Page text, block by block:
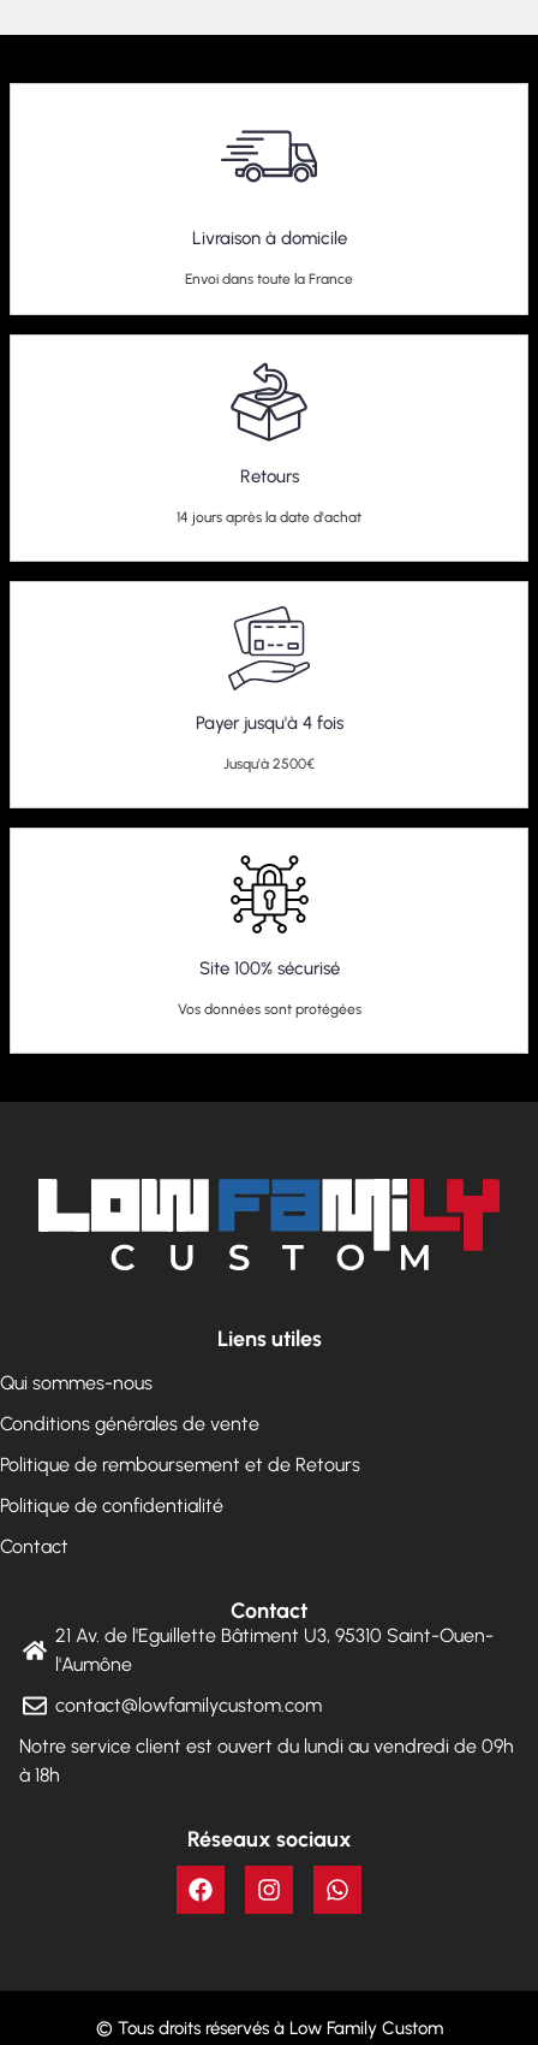
Livraison à domicile
Envoi dans toute la France
Retours
14 jours après la date d'achat
Payer jusqu'à 4 fois
Jusqu'à 2500€
Site 100% sécurisé
Vos données sont protégées
Liens utiles
Qui sommes-nous
Conditions générales de vente
Politique de remboursement et de Retours
Politique de confidentialité
Contact
Contact
21 Av. de l'Eguillette Bâtiment U3, 95310 Saint-Ouen-
l'Aumône
contact@lowfamilycustom.com
Notre service client est ouvert du lundi au vendredi de 09h
à 18h
Réseaux sociaux
© Tous droits réservés à Low Family Custom